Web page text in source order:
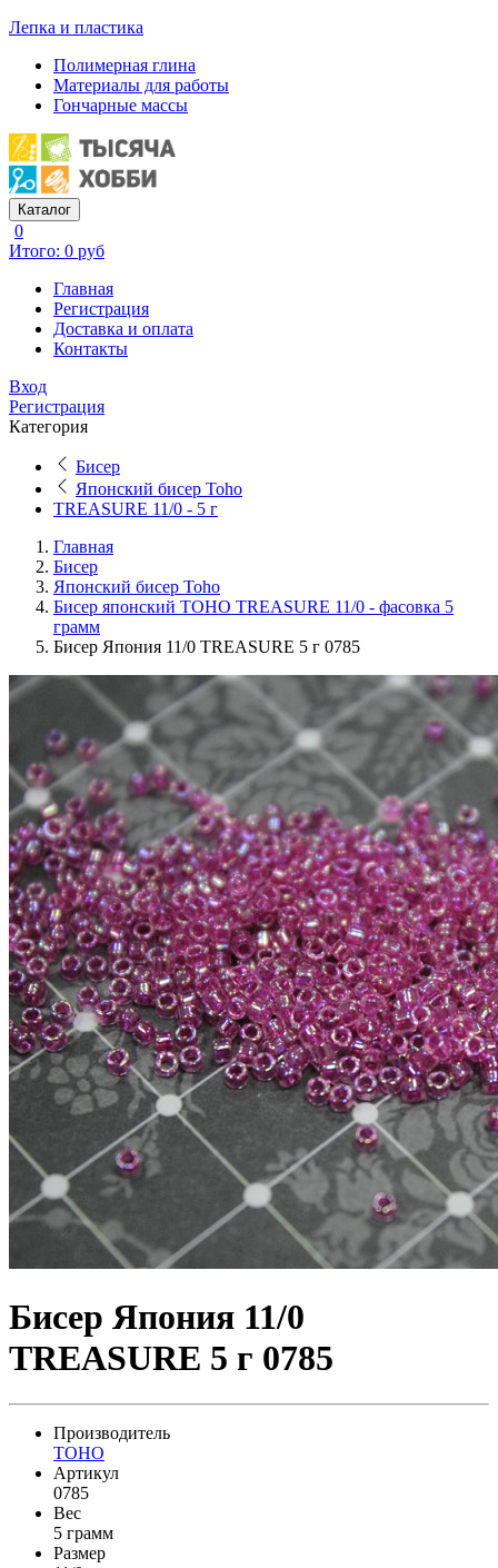
Лепка и пластика
Полимерная глина
Материалы для работы
Гончарные массы
Каталог
0
Итого: 0 руб
Главная
Регистрация
Доставка и оплата
Контакты
Вход
Регистрация
Категория
Бисер
Японский бисер Toho
TREASURE 11/0 - 5 г
Главная
Бисер
Японский бисер Toho
Бисер японский TOHO TREASURE 11/0 - фасовка 5
грамм
Бисер Япония 11/0 TREASURE 5 г 0785
Бисер Япония 11/0
TREASURE 5 г 0785
Производитель
TOHO
Артикул
0785
Вес
5 грамм
Размер